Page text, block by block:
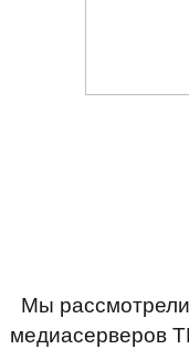
Мы
медиасерверов